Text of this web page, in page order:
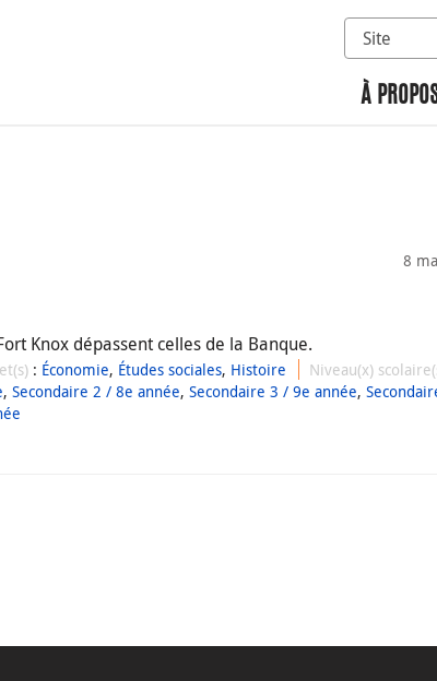
À
8
Knox dépassent celles de la Banque.
: Économie, Études sociales, Histoire Niveau(x)
, Secondaire 2 / 8e année, Secondaire 3 / 9e année,